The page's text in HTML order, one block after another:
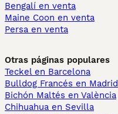
Bengalí en venta
Maine Coon en venta
Persa en venta
Otras páginas populares
Teckel en Barcelona
Bulldog Francés en Madrid
Bichón Maltés en València
Chihuahua en Sevilla